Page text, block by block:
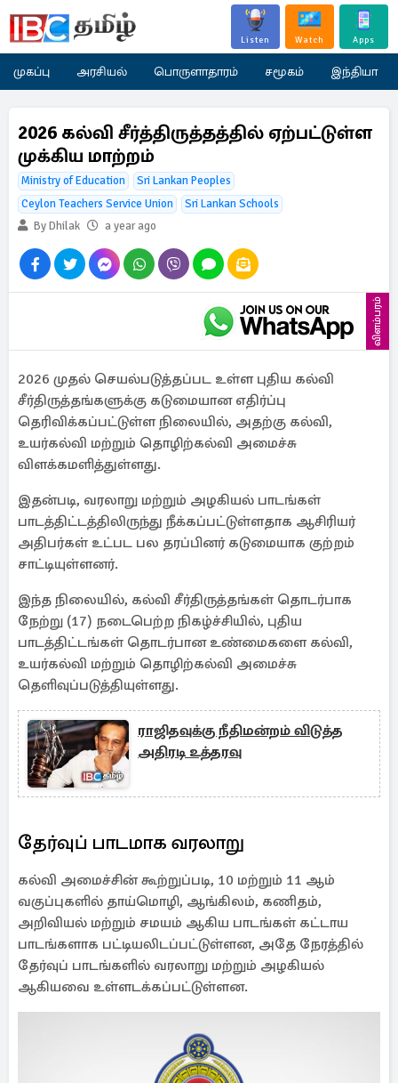
Listen Watch Apps
முகப்பு அரசியல் பொருளாதாரம் சமூகம் இந்தியா
2026 கல்வி சீர்த்திருத்தத்தில் ஏற்பட்டுள்ள
முக்கிய மாற்றம்
Ministry of Education
Sri Lankan Peoples
Ceylon Teachers Service Union
Sri Lankan Schools
By Dhilak
a year ago
விளம்பரம்
2026 முதல் செயல்படுத்தப்பட உள்ள புதிய கல்வி
சீர்திருத்தங்களுக்கு கடுமையான எதிர்ப்பு
தெரிவிக்கப்பட்டுள்ள நிலையில், அதற்கு கல்வி,
உயர்கல்வி மற்றும் தொழிற்கல்வி அமைச்சு
விளக்கமளித்துள்ளது.
இதன்படி, வரலாறு மற்றும் அழகியல் பாடங்கள்
பாடத்திட்டத்திலிருந்து நீக்கப்பட்டுள்ளதாக ஆசிரியர்
அதிபர்கள் உட்பட பல தரப்பினர் கடுமையாக குற்றம்
சாட்டியுள்ளனர்.
இந்த நிலையில், கல்வி சீர்திருத்தங்கள் தொடர்பாக
நேற்று (17) நடைபெற்ற நிகழ்ச்சியில், புதிய
பாடத்திட்டங்கள் தொடர்பான உண்மைகளை கல்வி,
உயர்கல்வி மற்றும் தொழிற்கல்வி அமைச்சு
தெளிவுப்படுத்தியுள்ளது.
ராஜிதவுக்கு நீதிமன்றம் விடுத்த
அதிரடி உத்தரவு
தேர்வுப் பாடமாக வரலாறு
கல்வி அமைச்சின் கூற்றுப்படி, 10 மற்றும் 11 ஆம்
வகுப்புகளில் தாய்மொழி, ஆங்கிலம், கணிதம்,
அறிவியல் மற்றும் சமயம் ஆகிய பாடங்கள் கட்டாய
பாடங்களாக பட்டியலிடப்பட்டுள்ளன, அதே நேரத்தில்
தேர்வுப் பாடங்களில் வரலாறு மற்றும் அழகியல்
ஆகியவை உள்ளடக்கப்பட்டுள்ளன.